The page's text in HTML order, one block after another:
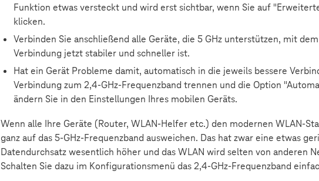
Funktion etwas versteckt und wird erst sichtbar, wenn Sie auf
klicken.
Verbinden Sie anschließend alle Geräte, die 5 GHz unterstützen, mit
Verbindung jetzt stabiler und schneller ist.
Hat ein Gerät Probleme damit, automatisch in die jeweils bessere
Verbindung zum 2,4-GHz-Frequenzband trennen und die Option
ändern Sie in den Einstellungen Ihres mobilen Geräts.
Wenn alle Ihre Geräte (Router, WLAN-Helfer etc.) den modernen WLAN-
ganz auf das 5-GHz-Frequenzband ausweichen. Das hat zwar eine etwas
Datendurchsatz wesentlich höher und das WLAN wird selten von anderen
Schalten Sie dazu im Konfigurationsmenü das 2,4-GHz-Frequenzband